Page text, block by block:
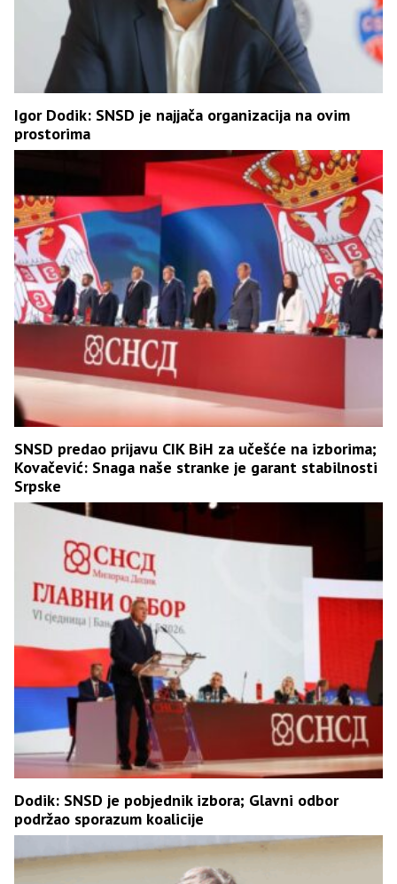
Igor Dodik: SNSD je najjača organizacija na ovim
prostorima
SNSD predao prijavu CIK BiH za učešće na izborima;
Kovačević: Snaga naše stranke je garant stabilnosti
Srpske
Dodik: SNSD je pobjednik izbora; Glavni odbor
podržao sporazum koalicije